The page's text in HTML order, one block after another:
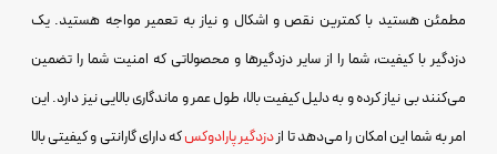
مطمئن هستید با کمترین نقص و اشکال و نیاز به تعمیر مواجه هستید. یک
دزدگیر با کیفیت، شما را از سایر دزدگیرها و محصولاتی که امنیت شما را تضمین
می‌کنند بی نیاز کرده و به دلیل کیفیت بالا، طول عمر و ماندگاری بالایی نیز دارد. این
امر به شما این امکان را می‌دهد تا ازدزدگیر پارادوکسکه دارای گارانتی و کیفیتی بالا